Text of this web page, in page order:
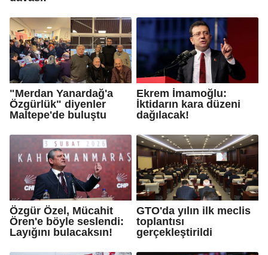
"Merdan Yanardağ'a
Özgürlük" diyenler
Maltepe'de buluştu
Ekrem İmamoğlu:
İktidarın kara düzeni
dağılacak!
Özgür Özel, Mücahit
Ören'e böyle seslendi:
Layığını bulacaksın!
GTO'da yılın ilk meclis
toplantısı
gerçekleştirildi